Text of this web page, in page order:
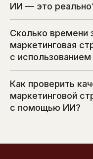
ИИ — это
Сколько времени
маркетинговая
с
Как проверить
маркетинговой
с помощью ИИ?